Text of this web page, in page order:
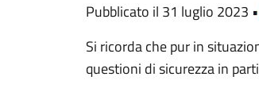
Pubblicato il 31 luglio 2023 •
Si ricorda che pur in
questioni di sicurezza in